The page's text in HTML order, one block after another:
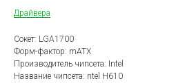
Драйвера
Сокет: LGA1700
Форм-фактор: mATX
Производитель чипсета: Intel
Название чипсета: ntel H610